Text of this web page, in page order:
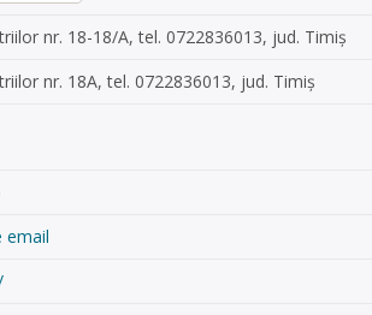
nr. 18-18/A, tel. 0722836013, jud. Timiș
nr. 18A, tel. 0722836013, jud. Timiș
email